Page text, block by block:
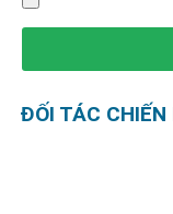
ĐỐI TÁC CHIẾN